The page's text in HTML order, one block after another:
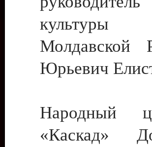
культуры
Молдавской
Юрьевич
Народный
«Каскад»